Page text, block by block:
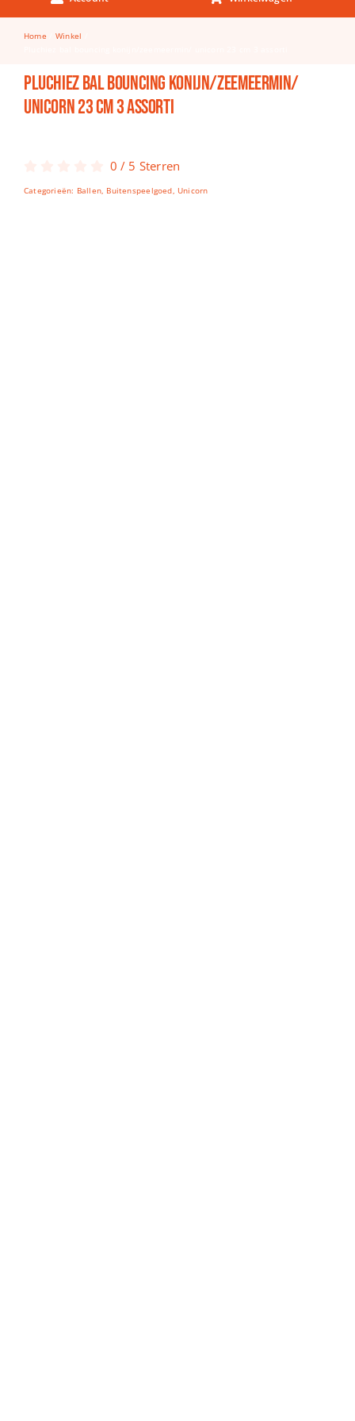
Keuken & Tafelen
Kinderfietsen
Knutselen
Woonkamer
Puzzels
Home
Winkel
Pluchiez bal bouncing konijn/zeemeermin/
unicorn 23 cm 3 assorti
0 / 5 Sterren
Categorieën: Ballen, Buitenspeelgoed, Unicorn